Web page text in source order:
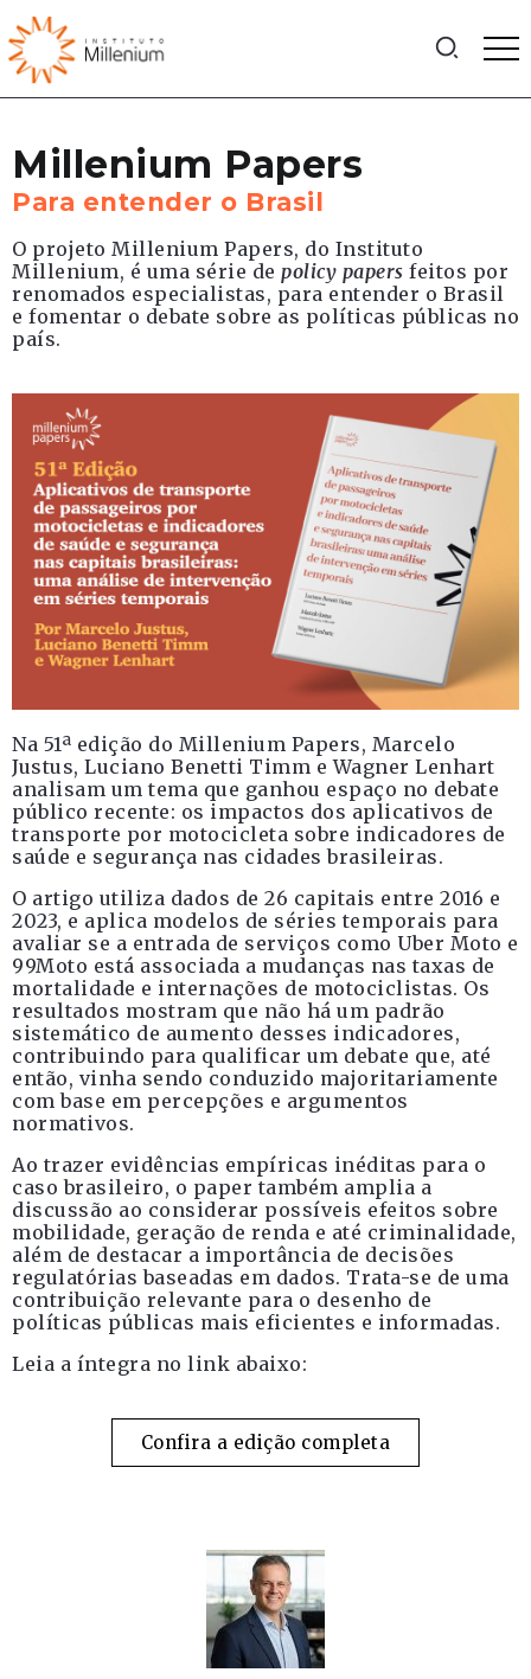
Millenium Papers
Para entender o Brasil
O projeto Millenium Papers, do Instituto
Millenium, é uma série de policy papers feitos por
renomados especialistas, para entender o Brasil
e fomentar o debate sobre as políticas públicas no
país.
Na 51ª edição do Millenium Papers, Marcelo
Justus, Luciano Benetti Timm e Wagner Lenhart
analisam um tema que ganhou espaço no debate
público recente: os impactos dos aplicativos de
transporte por motocicleta sobre indicadores de
saúde e segurança nas cidades brasileiras.
O artigo utiliza dados de 26 capitais entre 2016 e
2023, e aplica modelos de séries temporais para
avaliar se a entrada de serviços como Uber Moto e
99Moto está associada a mudanças nas taxas de
mortalidade e internações de motociclistas. Os
resultados mostram que não há um padrão
sistemático de aumento desses indicadores,
contribuindo para qualificar um debate que, até
então, vinha sendo conduzido majoritariamente
com base em percepções e argumentos
normativos.
Ao trazer evidências empíricas inéditas para o
caso brasileiro, o paper também amplia a
discussão ao considerar possíveis efeitos sobre
mobilidade, geração de renda e até criminalidade,
além de destacar a importância de decisões
regulatórias baseadas em dados. Trata-se de uma
contribuição relevante para o desenho de
políticas públicas mais eficientes e informadas.
Leia a íntegra no link abaixo:
Confira a edição completa